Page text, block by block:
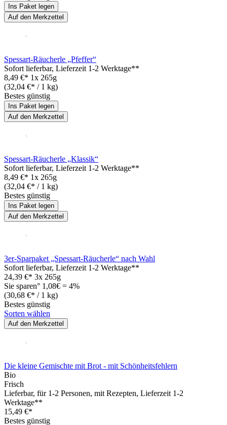
Ins Paket legen
Auf den Merkzettel
Spessart-Räucherle „Pfeffer“
Sofort lieferbar, Lieferzeit 1-2 Werktage**
8,49 €* 1x 265g
(32,04 €* / 1 kg)
Bestes günstig
Ins Paket legen
Auf den Merkzettel
Spessart-Räucherle „Klassik“
Sofort lieferbar, Lieferzeit 1-2 Werktage**
8,49 €* 1x 265g
(32,04 €* / 1 kg)
Bestes günstig
Ins Paket legen
Auf den Merkzettel
3er-Sparpaket „Spessart-Räucherle“ nach Wahl
Sofort lieferbar, Lieferzeit 1-2 Werktage**
24,39 €* 3x 265g
Sie sparen° 1,08€ = 4%
(30,68 €* / 1 kg)
Bestes günstig
Sorten wählen
Auf den Merkzettel
Die kleine Gemischte mit Brot - mit Schönheitsfehlern
Bio
Frisch
Lieferbar, für 1-2 Personen, mit Rezepten, Lieferzeit 1-2
Werktage**
15,49 €*
Bestes günstig